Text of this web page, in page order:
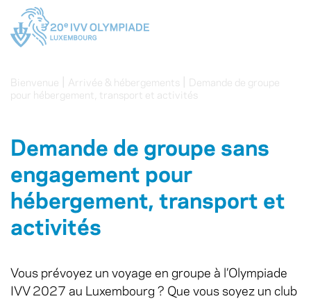
Bienvenue Arrivée & hébergements
Demande de groupe
pour hébergement, transport et activités
Demande de groupe sans
engagement pour
hébergement, transport et
activités
Vous prévoyez un voyage en groupe à l’Olympiade
IVV 2027 au Luxembourg ? Que vous soyez un club